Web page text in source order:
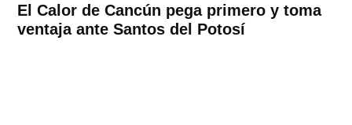
El Calor de Cancún pega primero y toma
ventaja ante Santos del Potosí